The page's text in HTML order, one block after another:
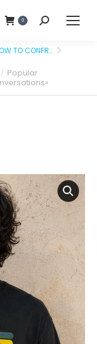
0
Popular
REMERA HOW TO CONFRONT YOUR DEMONS